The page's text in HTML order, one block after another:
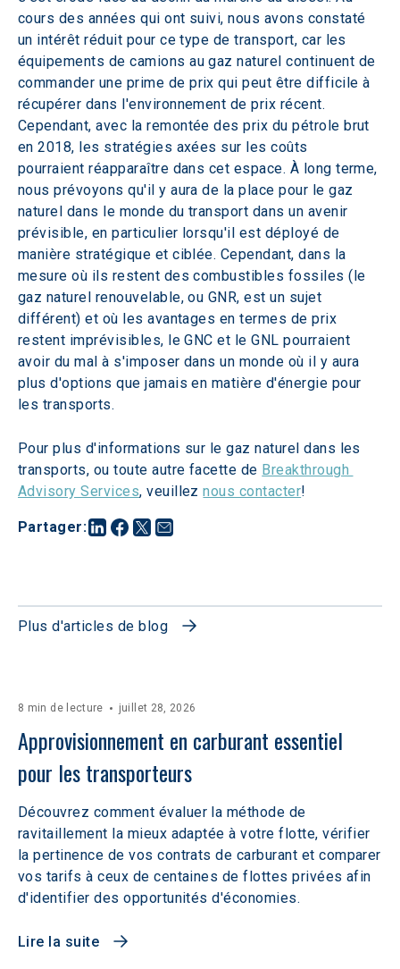
Partager:
cours des années qui ont suivi, nous avons constaté
un intérêt réduit pour ce type de transport, car les
équipements de camions au gaz naturel continuent de
commander une prime de prix qui peut être difficile à
récupérer dans l'environnement de prix récent.
Cependant, avec la remontée des prix du pétrole brut
en 2018, les stratégies axées sur les coûts
pourraient réapparaître dans cet espace. À long terme,
nous prévoyons qu'il y aura de la place pour le gaz
naturel dans le monde du transport dans un avenir
prévisible, en particulier lorsqu'il est déployé de
manière stratégique et ciblée. Cependant, dans la
mesure où ils restent des combustibles fossiles (le
gaz naturel renouvelable, ou GNR, est un sujet
différent) et où les avantages en termes de prix
restent imprévisibles, le GNC et le GNL pourraient
avoir du mal à s'imposer dans un monde où il y aura
plus d'options que jamais en matière d'énergie pour
les transports.
Pour plus d'informations sur le gaz naturel dans les
transports, ou toute autre facette de Breakthrough
Advisory Services, veuillez nous contacter!
Plus d'articles de blog
8 min de lecture juillet 28, 2026
Approvisionnement en carburant essentiel
pour les transporteurs
Découvrez comment évaluer la méthode de
ravitaillement la mieux adaptée à votre flotte, vérifier
la pertinence de vos contrats de carburant et comparer
vos tarifs à ceux de centaines de flottes privées afin
d'identifier des opportunités d'économies.
Lire la suite